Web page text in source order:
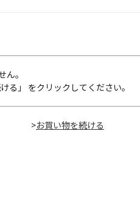
。
る」 をクリックしてください。
>